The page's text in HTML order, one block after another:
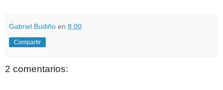
Gabriel Budiño en 8:00
Compartir
2 comentarios: